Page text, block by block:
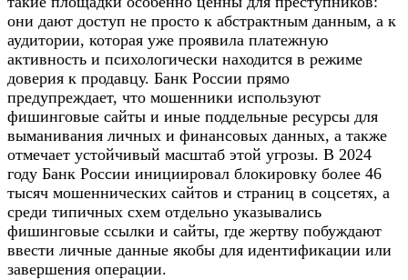
они дают доступ не просто к абстрактным данным, а к
аудитории, которая уже проявила платежную
активность и психологически находится в режиме
доверия к продавцу. Банк России прямо
предупреждает, что мошенники используют
фишинговые сайты и иные поддельные ресурсы для
выманивания личных и финансовых данных, а также
отмечает устойчивый масштаб этой угрозы. В 2024
году Банк России инициировал блокировку более 46
тысяч мошеннических сайтов и страниц в соцсетях, а
среди типичных схем отдельно указывались
фишинговые ссылки и сайты, где жертву побуждают
ввести личные данные якобы для идентификации или
завершения операции.